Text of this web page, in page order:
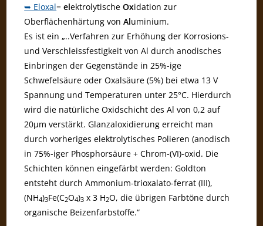
➥ Eloxal=elektrolytischeOxidation zur
Oberflächenhärtung vonAluminium.
Es ist ein „..Verfahren zur Erhöhung der Korrosions-
und Verschleissfestigkeit von Al durch anodisches
Einbringen der Gegenstände in 25%-ige
Schwefelsäure oder Oxalsäure (5%) bei etwa 13 V
Spannung und Temperaturen unter 25°C. Hierdurch
wird die natürliche Oxidschicht des Al von 0,2 auf
20µm verstärkt. Glanzaloxidierung erreicht man
durch vorheriges elektrolytisches Polieren (anodisch
in 75%-iger Phosphorsäure + Chrom-(VI)-oxid. Die
Schichten können eingefärbt werden: Goldton
entsteht durch Ammonium-trioxalato-ferrat (III),
(NH4)3Fe(C2O4)3 x 3 H2O, die übrigen Farbtöne durch
organische Beizenfarbstoffe.“